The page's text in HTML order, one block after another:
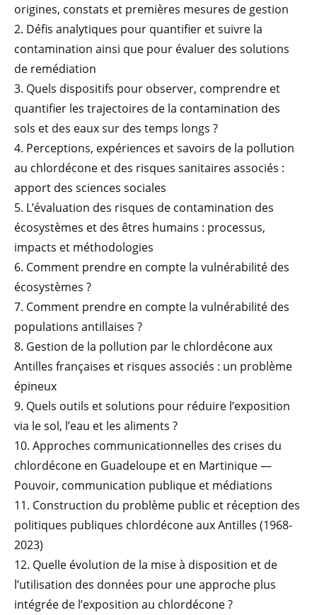
origines, constats et premières mesures de gestion
2. Défis analytiques pour quantifier et suivre la
contamination ainsi que pour évaluer des solutions
de remédiation
3. Quels dispositifs pour observer, comprendre et
quantifier les trajectoires de la contamination des
sols et des eaux sur des temps longs ?
4. Perceptions, expériences et savoirs de la pollution
au chlordécone et des risques sanitaires associés :
apport des sciences sociales
5. L’évaluation des risques de contamination des
écosystèmes et des êtres humains : processus,
impacts et méthodologies
6. Comment prendre en compte la vulnérabilité des
écosystèmes ?
7. Comment prendre en compte la vulnérabilité des
populations antillaises ?
8. Gestion de la pollution par le chlordécone aux
Antilles françaises et risques associés : un problème
épineux
9. Quels outils et solutions pour réduire l’exposition
via le sol, l’eau et les aliments ?
10. Approches communicationnelles des crises du
chlordécone en Guadeloupe et en Martinique —
Pouvoir, communication publique et médiations
11. Construction du problème public et réception des
politiques publiques chlordécone aux Antilles (1968-
2023)
12. Quelle évolution de la mise à disposition et de
l’utilisation des données pour une approche plus
intégrée de l’exposition au chlordécone ?